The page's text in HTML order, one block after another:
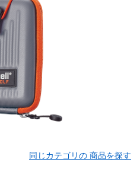
同じカテゴリの 商品を探す